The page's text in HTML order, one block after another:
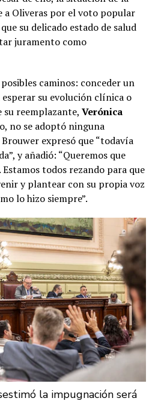
a Oliveras por el voto popular
su delicado estado de salud
juramento como
caminos: conceder un
su evolución clínica o
reemplazante, Verónica
no se adoptó ninguna
expresó que “todavía
y añadió: “Queremos que
todos rezando para que
y plantear con su propia voz
lo hizo siempre”.
la impugnación será